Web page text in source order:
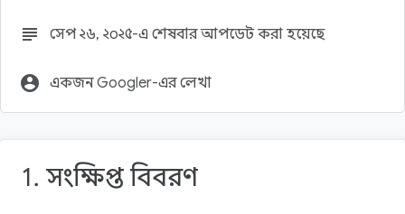
subject সেপ ২৬, ২০২৫-এ শেষবার আপডেট করা হয়েছে
account_circle একজন Googler-এর লেখা
1. সংক্ষিপ্ত বিবরণ